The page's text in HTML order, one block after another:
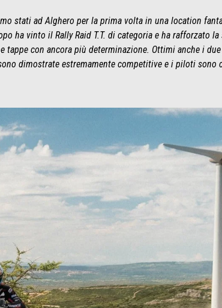
stati ad Alghero per la prima volta in una location
ha vinto il Rally Raid T.T. di categoria e ha rafforzato
con ancora più determinazione. Ottimi anche i
dimostrate estremamente competitive e i piloti sono